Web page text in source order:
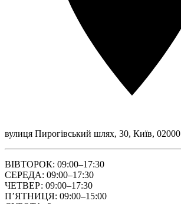
вулиця Пирогівський шлях, 30, Київ, 02000
ВІВТОРОК: 09:00–17:30
СЕРЕДА: 09:00–17:30
ЧЕТВЕР: 09:00–17:30
ПʼЯТНИЦЯ: 09:00–15:00